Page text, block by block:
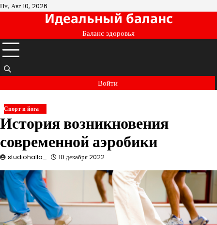
Перейти
Пн, Авг 10, 2026
Идеальный баланс
Баланс здоровья
Войти
Спорт и йога
История возникновения
современной аэробики
studiohallo_ 10 декабря 2022